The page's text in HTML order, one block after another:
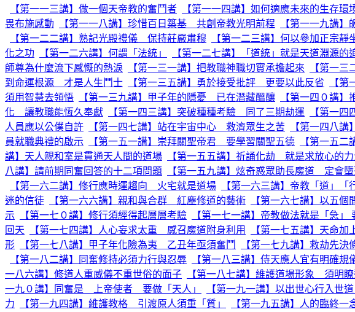
【第一一三講】做一個天帝教的奮鬥者
【第一一四講】如何適應未來的生存環
畏布施感動
【第一一八講】珍惜百日築基 共創帝教光明前程 【第一一九講
【第一二二講】熟記光殿禮儀 保持莊嚴肅穆
【第一二三講】何以參加正宗靜
化之功
【第一二六講】何謂「法統」 【第一二七講】「道統」就是天道淵源的
師尊為什麼流下感慨的熱淚
【第一三一講】把教職神職切實承擔起來 【第一
到命運根源 才是人生鬥士
【第一三五講】勇於接受批評 更要以此反省 【
須用智慧去領悟
【第一三九講】甲子年的隱憂 已在潛藏醞釀 【第一四０講
化 讓教職能恆久奉獻
【第一四三講】突破種種考驗 同了三期劫運 【第一
人員應以公僕自許
【第一四七講】站在宇宙中心 救濟眾生之苦 【第一四八
員就職典禮的啟示
【第一五一講】崇拜關聖帝君 要學習關聖五德 【第一五
講】天人親和室是貫通天人間的道場
【第一五五講】祈誦化劫 就是求放心的
八講】請前期同奮回答的十二項問題
【第一五九講】炫奇惑眾助長魔道 定會
【第一六二講】修行應時運趨向 火宅就是道場
【第一六三講】帝教「道」
迷的信徒
【第一六六講】親和與合群 紅塵修道的藝術 【第一六七講】以五個
示
【第一七０講】修行須經得起層層考驗 【第一七一講】帝教做法就是「急」
回天
【第一七四講】人心妄求太重 感召魔道附身利用 【第一七五講】天命加
形
【第一七八講】甲子年化險為夷 乙丑年亟須奮鬥 【第一七九講】救劫先決
【第一八二講】同奮修持必須力行與忍辱
【第一八三講】侍天應人宜有明確規
一八六講】修道人重威儀不重世俗的面子
【第一八七講】維護道場形象 須明
一九０講】同奮是 上帝使者 要做「天人」
【第一九一講】以出世心行入世
力
【第一九四講】維護教格 引渡原人須重「質」 【第一九五講】人的臨終